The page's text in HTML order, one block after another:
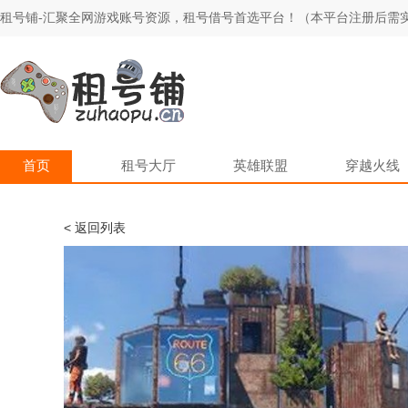
租号铺-汇聚全网游戏账号资源，租号借号首选平台！（本平台注册后需
首页 租号大厅 英雄联盟 穿越火线
< 返回列表